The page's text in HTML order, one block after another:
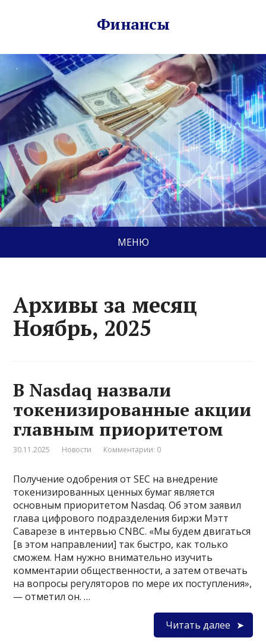
Финансы
МЕНЮ
Архивы за месяц
Ноябрь, 2025
В Nasdaq назвали
токенизированные акции
главным приоритетом
30.11.2025 Новости Комментарии: 0
Получение одобрения от SEC на внедрение
токенизированных ценных бумаг является
основным приоритетом Nasdaq. Об этом заявил
глава цифрового подразделения биржи Мэтт
Саварезе в интервью CNBC. «Мы будем двигаться
[в этом направлении] так быстро, как только
сможем. Нам нужно внимательно изучить
комментарии общественности, а затем отвечать
на вопросы регуляторов по мере их поступления»,
— отметил он. …
Читать далее